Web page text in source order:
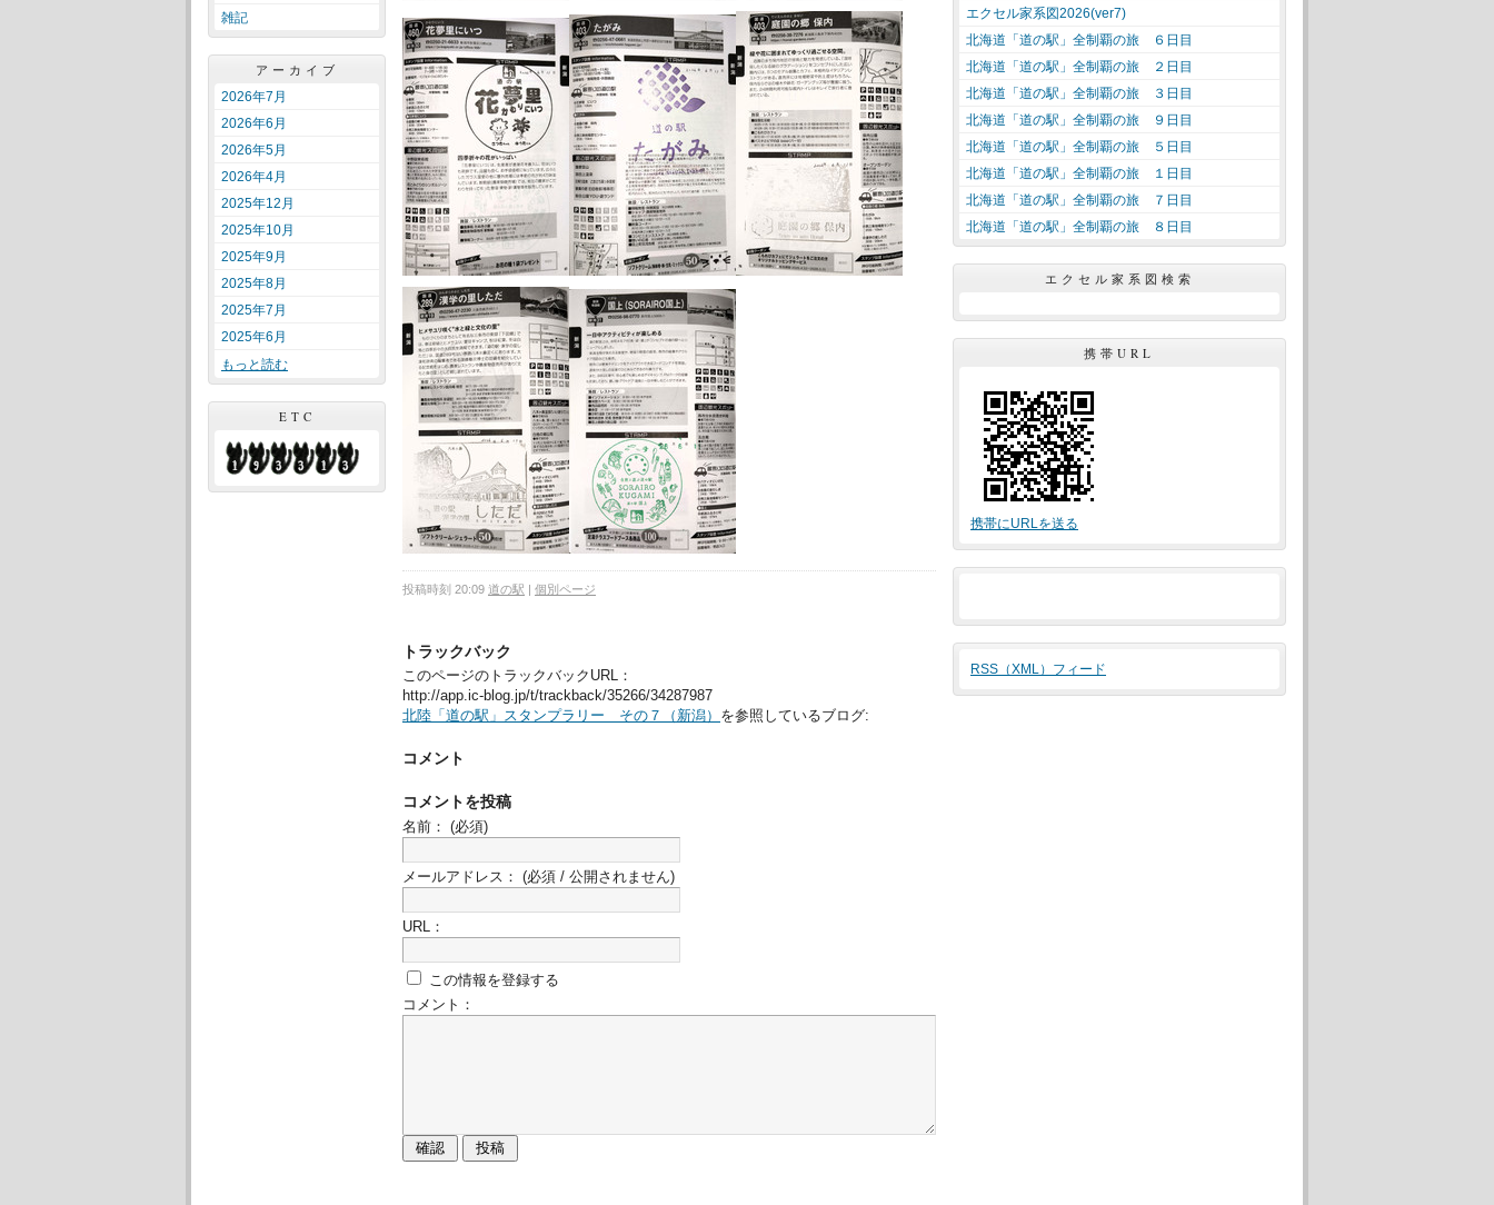
雑記
アーカイブ
2026年7月
2026年6月
2026年5月
2026年4月
2025年12月
2025年10月
2025年9月
2025年8月
2025年7月
2025年6月
もっと読む
ETC
投稿時刻 20:09 道の駅 | 個別ページ
トラックバック
このページのトラックバックURL：
http://app.ic-blog.jp/t/trackback/35266/34287987
北陸「道の駅」スタンプラリー その７（新潟） を参照しているブログ:
コメント
コメントを投稿
名前： (必須)
メールアドレス： (必須 / 公開されません)
URL：
この情報を登録する
コメント：
エクセル家系図2026(ver7)
北海道「道の駅」全制覇の旅 ６日目
北海道「道の駅」全制覇の旅 ２日目
北海道「道の駅」全制覇の旅 ３日目
北海道「道の駅」全制覇の旅 ９日目
北海道「道の駅」全制覇の旅 ５日目
北海道「道の駅」全制覇の旅 １日目
北海道「道の駅」全制覇の旅 ７日目
北海道「道の駅」全制覇の旅 ８日目
エクセル家系図検索
携帯URL
携帯にURLを送る
RSS（XML）フィード